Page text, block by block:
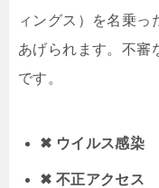
ィングス）を名乗っ
あげられます。不審
です。
✖ ウイルス感染
✖ 不正アクセス